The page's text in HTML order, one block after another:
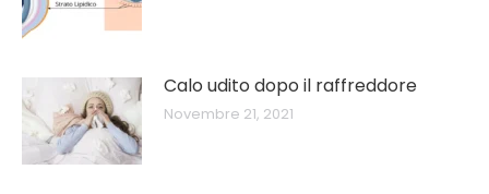
Calo udito dopo il raffreddore
Novembre 21, 2021